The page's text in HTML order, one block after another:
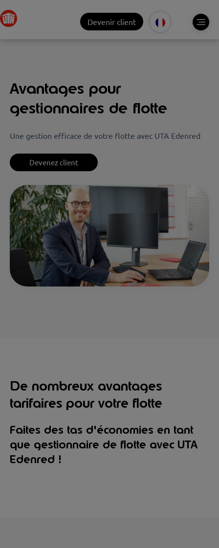
Devenir client
Avantages pour
gestionnaires de flotte
Une gestion efficace de votre flotte avec UTA Edenred
Devenez client
De nombreux avantages
tarifaires pour votre flotte
Faites des tas d'économies en tant
que gestionnaire de flotte avec UTA
Edenred !